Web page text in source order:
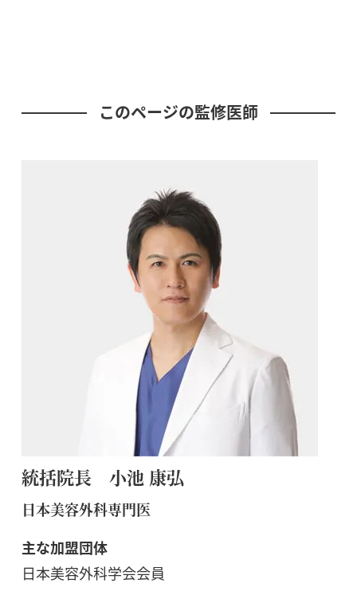
このページの監修医師
統括院長 小池 康弘
日本美容外科専門医
主な加盟団体
日本美容外科学会会員